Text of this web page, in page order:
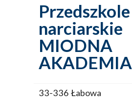
Przedszkole
narciarskie
MIODNA
AKADEMIA
33-336 Łabowa